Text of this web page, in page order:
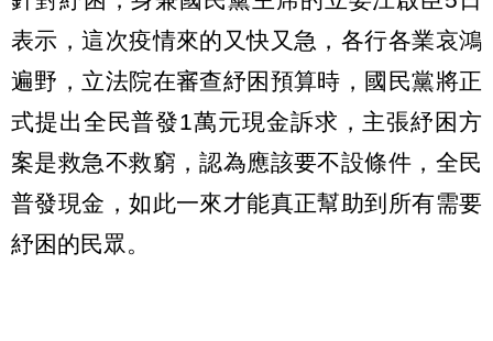
表示，這次疫情來的又快又急，各行各業哀鴻
遍野，立法院在審查紓困預算時，國民黨將正
式提出全民普發1萬元現金訴求，主張紓困方
案是救急不救窮，認為應該要不設條件，全民
普發現金，如此一來才能真正幫助到所有需要
紓困的民眾。